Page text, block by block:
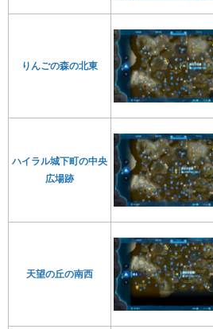
りんごの森の北東
ハイラル城下町の中央
広場跡
天望の丘の南西